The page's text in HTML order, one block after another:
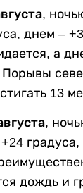
днем –
а
13
дождь и